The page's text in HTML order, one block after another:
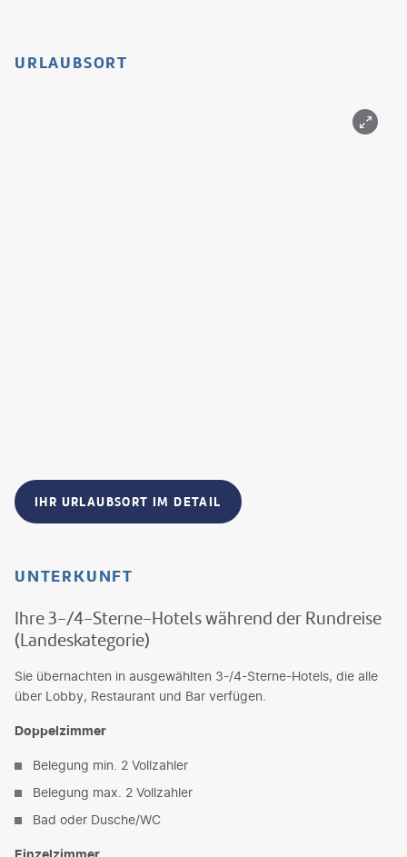
URLAUBSORT
IHR URLAUBSORT IM DETAIL
UNTERKUNFT
Ihre 3-/4-Sterne-Hotels während der Rundreise
(Landeskategorie)
Sie übernachten in ausgewählten 3-/4-Sterne-Hotels, die alle
über Lobby, Restaurant und Bar verfügen.
Doppelzimmer
Belegung min. 2 Vollzahler
Belegung max. 2 Vollzahler
Bad oder Dusche/WC
Einzelzimmer